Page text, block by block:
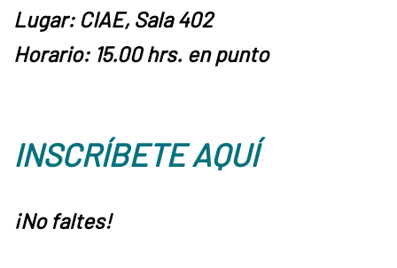
Lugar: CIAE, Sala 402
Horario: 15.00 hrs. en punto
INSCRÍBETE AQUÍ
¡No faltes!